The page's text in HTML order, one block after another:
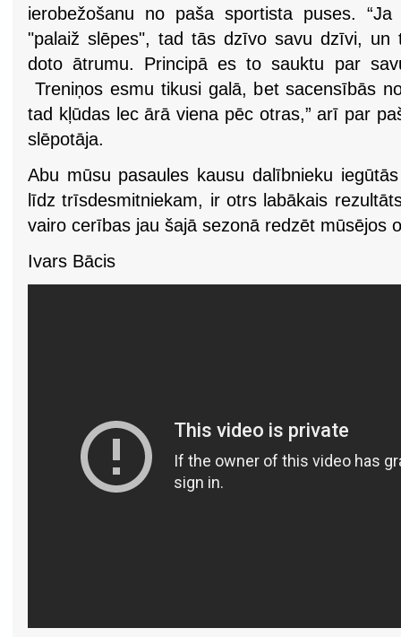
ierobežošanu no paša sportista puses.
"palaiž slēpes", tad tās dzīvo savu dzīvi, un
doto ātrumu. Principā es to sauktu par
Treniņos esmu tikusi galā, bet sacensībās
tad kļūdas lec ārā viena pēc otras,” arī par
slēpotāja.
Abu mūsu pasaules kausu dalībnieku
līdz trīsdesmitniekam, ir otrs labākais
vairo cerības jau šajā sezonā redzēt mūsējos
Ivars Bācis